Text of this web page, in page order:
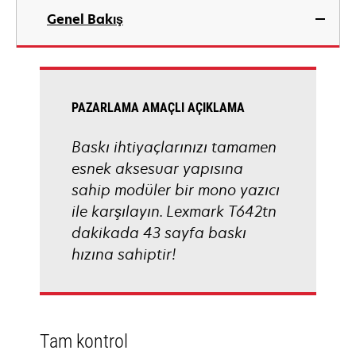
new
Genel Bakış
PAZARLAMA AMAÇLI AÇIKLAMA
Baskı ihtiyaçlarınızı tamamen
esnek aksesuar yapısına
sahip modüler bir mono yazıcı
ile karşılayın. Lexmark T642tn
dakikada 43 sayfa baskı
hızına sahiptir!
Tam kontrol